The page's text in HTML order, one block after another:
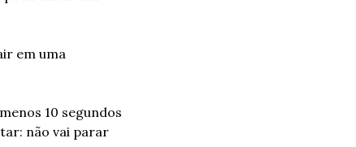
em uma
10 segundos
não vai parar